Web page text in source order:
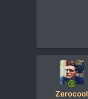
Zerocool